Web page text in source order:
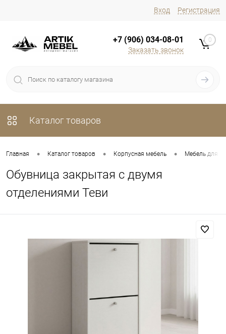
Вход Регистрация
+7 (906) 034-08-01
Заказать звонок
0
Каталог товаров
Главная • Каталог товаров • Корпусная мебель • Мебель для
Обувница закрытая с двумя
отделениями Теви